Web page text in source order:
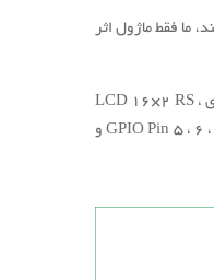
ما فقط ماژول اثر
پین های LCD 16×2 RS ،
چهار دکمه فشار به GPIO Pin 5 ، ۶ ، ۱۳ و